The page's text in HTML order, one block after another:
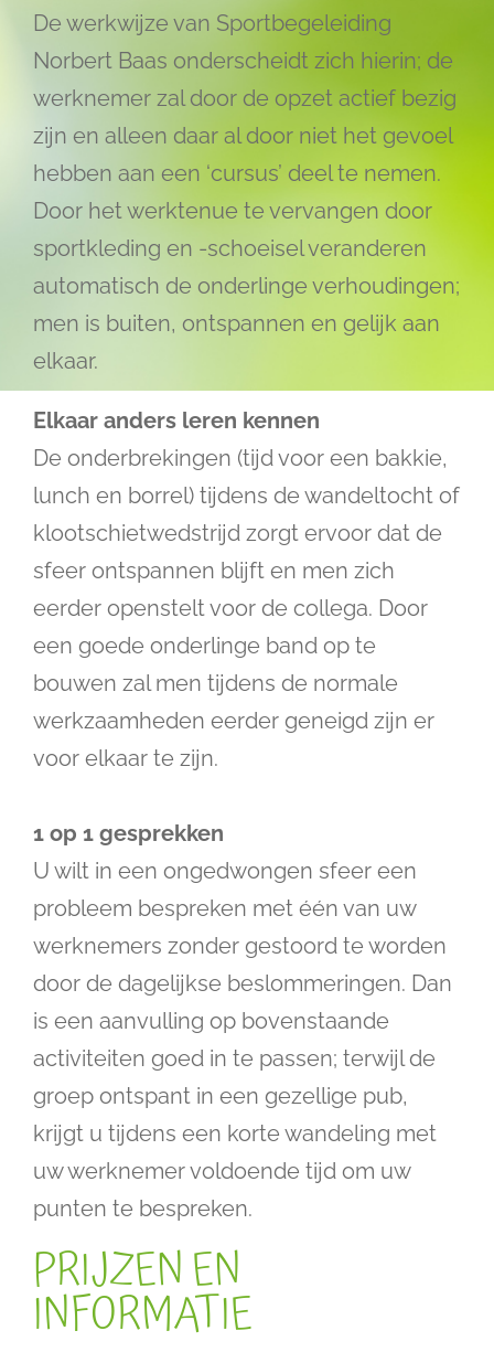
De werkwijze van Sportbegeleiding
Norbert Baas onderscheidt zich hierin; de
werknemer zal door de opzet actief bezig
zijn en alleen daar al door niet het gevoel
hebben aan een ‘cursus’ deel te nemen.
Door het werktenue te vervangen door
sportkleding en -schoeisel veranderen
automatisch de onderlinge verhoudingen;
men is buiten, ontspannen en gelijk aan
elkaar.
Elkaar anders leren kennen
De onderbrekingen (tijd voor een bakkie,
lunch en borrel) tijdens de wandeltocht of
klootschietwedstrijd zorgt ervoor dat de
sfeer ontspannen blijft en men zich
eerder openstelt voor de collega. Door
een goede onderlinge band op te
bouwen zal men tijdens de normale
werkzaamheden eerder geneigd zijn er
voor elkaar te zijn.
1 op 1 gesprekken
U wilt in een ongedwongen sfeer een
probleem bespreken met één van uw
werknemers zonder gestoord te worden
door de dagelijkse beslommeringen. Dan
is een aanvulling op bovenstaande
activiteiten goed in te passen; terwijl de
groep ontspant in een gezellige pub,
krijgt u tijdens een korte wandeling met
uw werknemer voldoende tijd om uw
punten te bespreken.
PRIJZEN EN
INFORMATIE